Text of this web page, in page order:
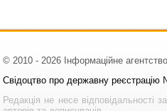
© 2010 - 2026 Інформаційне
Свідоцтво про державну
Редакція не несе відповідальності